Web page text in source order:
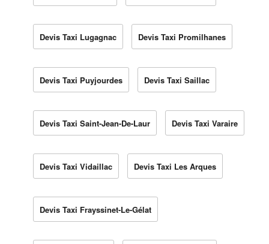
Devis Taxi Lugagnac Devis Taxi Promilhanes
Devis Taxi Puyjourdes Devis Taxi Saillac
Devis Taxi Saint-Jean-De-Laur Devis Taxi Varaire
Devis Taxi Vidaillac Devis Taxi Les Arques
Devis Taxi Frayssinet-Le-Gélat